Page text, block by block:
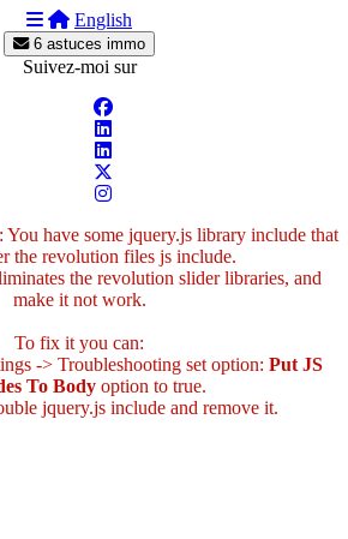
English
6 astuces immo
Suivez-moi sur
have some jquery.js library include that
the revolution files js include.
the revolution slider libraries, and
make it not work.
To fix it you can:
-> Troubleshooting set option: Put JS
To Bodyoption to true.
jquery.js include and remove it.